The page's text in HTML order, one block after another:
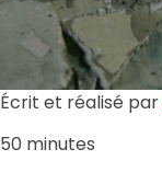
Écrit et réalisé par
50 minutes